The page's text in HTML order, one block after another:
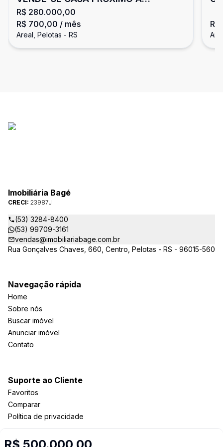
LORENZET!
R$ 280.000,00
R$ 700,00 / mês
Areal, Pelotas - RS
Imobiliária Bagé
CRECI: 23987J
(53) 3284-8400
(53) 99709-3161
vendas@imobiliariabage.com.br
Rua Gonçalves Chaves, 660, Centro, Pelotas - RS - 96015-560
Navegação rápida
Home
Sobre nós
Buscar imóvel
Anunciar imóvel
Contato
Suporte ao Cliente
Favoritos
Comparar
Política de privacidade